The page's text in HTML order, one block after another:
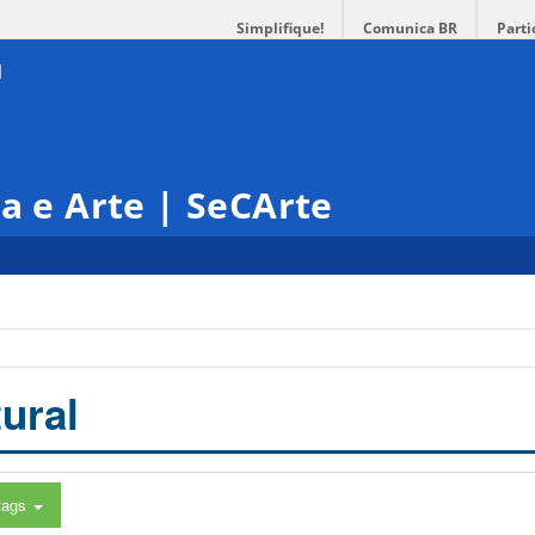
Simplifique! Comunica BR
e Arte | SeCArte